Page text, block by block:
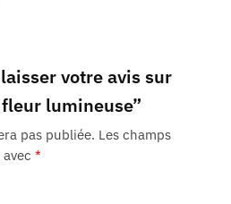
votre avis sur
lumineuse”
pas publiée. Les champs
*